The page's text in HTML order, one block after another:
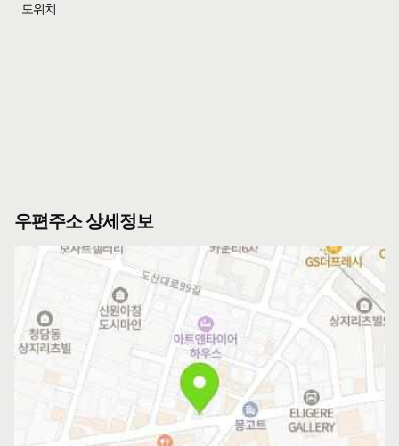
도위치
우편주소 상세정보